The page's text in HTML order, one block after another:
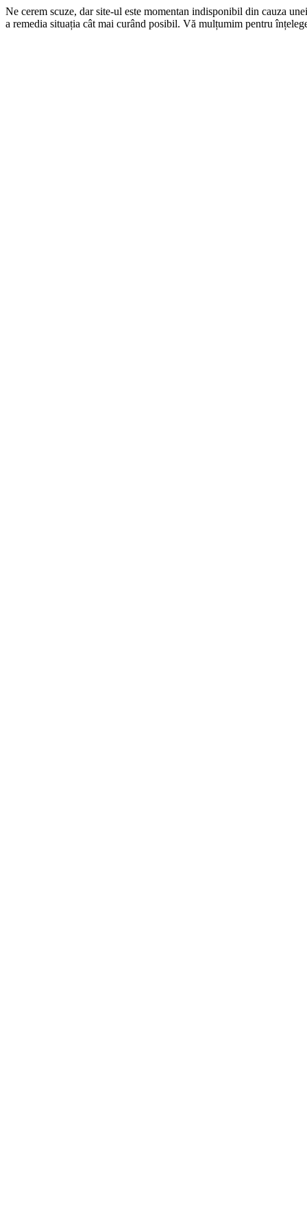
Ne cerem scuze, dar site-ul este momentan indisponibil din cauza
a remedia situația cât mai curând posibil. Vă mulțumim pentru